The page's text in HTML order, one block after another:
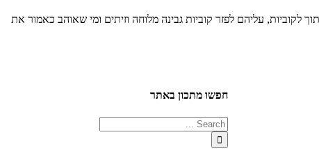
לקוביות, עליהם לפזר קוביות גבינה מלוחה וזיתים ומי שאוהב כאמור את
חפשו מתכון באתר